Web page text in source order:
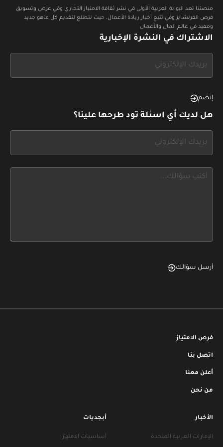
منصتنا تعد البوابة العربية الأولى في نشر ثقافة الامتياز التجاري وفي عرض وتسويق
فرص الفرنشايز وفي تتبع أخبار ريادة الأعمال، حيث نتطلع لتقديم كل ماهو جديد
ومفيد في عالم المال والأعمال
الاشتراك في النشرة الإخبارية
this,
this
form
field
إنضم
هل لديك أي اسئلة تود طرحها علينا؟
this,
أرسل سؤالك
فرص الامتياز
اتصل بنا
أعلن معنا
من نحن
الأخبار
الإمارات العربية المتحدة
أبجديات
أساسيات الامتياز